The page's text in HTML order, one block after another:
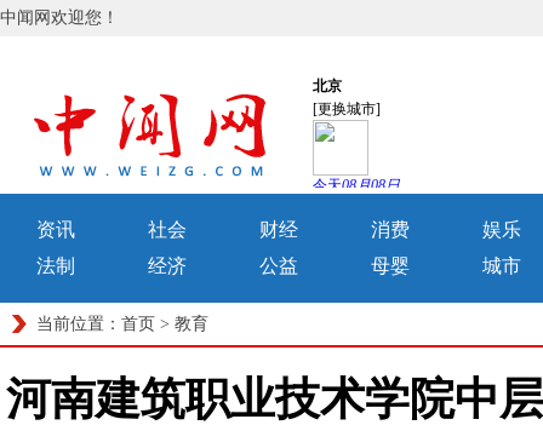
中闻网欢迎您！
资讯 社会 财经 消费
娱乐
法制
经济 公益 母婴 城市
当前位置： 首页 > 教育
河南建筑职业技术学院中